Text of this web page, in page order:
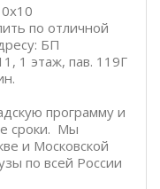
по отличной
БП
1 этаж, пав. 119Г
программу и
сроки. Мы
и Московской
по всей России